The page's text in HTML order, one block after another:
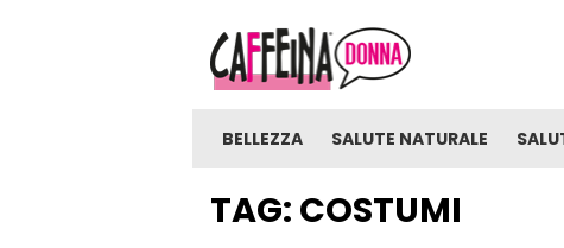
BELLEZZA SALUTE NATURALE
TAG: COSTUMI